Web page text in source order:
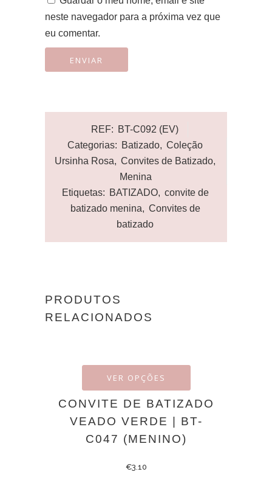
neste navegador para a próxima vez que
eu comentar.
REF: BT-C092 (EV)
Categorias: Batizado, Coleção
Ursinha Rosa, Convites de Batizado,
Menina
Etiquetas: BATIZADO, convite de
batizado menina, Convites de
batizado
PRODUTOS
RELACIONADOS
VER OPÇÕES
CONVITE DE BATIZADO
VEADO VERDE | BT-
C047 (MENINO)
€3.10